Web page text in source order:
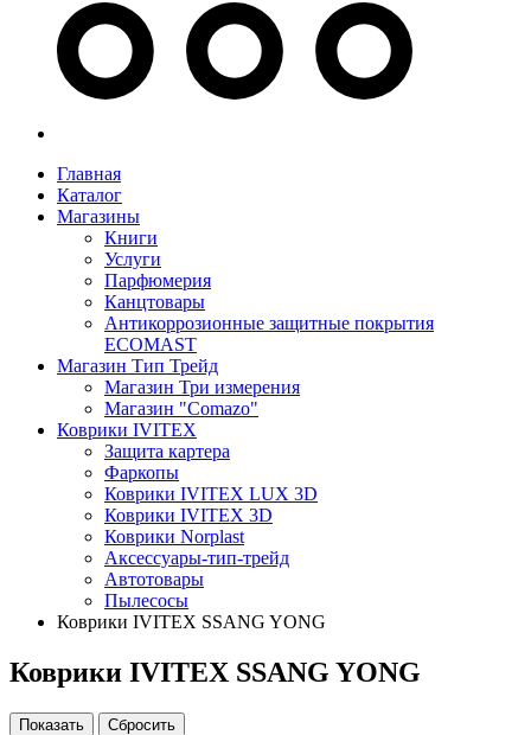
Главная
Каталог
Магазины
Книги
Услуги
Парфюмерия
Канцтовары
Антикоррозионные защитные покрытия
ECOMAST
Магазин Тип Трейд
Магазин Три измерения
Магазин "Comazo"
Коврики IVITEX
Защита картера
Фаркопы
Коврики IVITEX LUX 3D
Коврики IVITEX 3D
Коврики Norplast
Аксессуары-тип-трейд
Автотовары
Пылесосы
Коврики IVITEX SSANG YONG
Коврики IVITEX SSANG YONG